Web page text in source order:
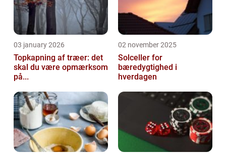
03 january 2026
Topkapning af træer: det
skal du være opmærksom
på...
02 november 2025
Solceller for
bæredygtighed i
hverdagen